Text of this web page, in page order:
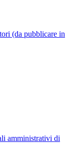
(da pubblicare in
amministrativi di